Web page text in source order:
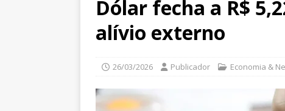
Dólar fecha a R$
alívio externo
26/03/2026 Publicador Economia &